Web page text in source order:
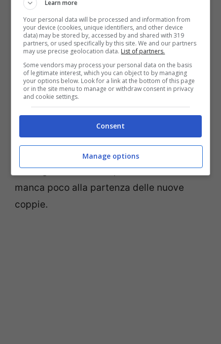
contenta del lavoro svolto e dei risultati
ottenuti.
Il grande successo registrato ha fatto sì
che per quest’anno, come per il
precedente, la trasmissione avrà anche
una seconda edizione, che probabilmente
andrà in onda a settembre. Al momento
non è ancora chiaro se a prendere parte
alla seconda edizione ci saranno coppie
comuni o coppie vip. Ad ogni modo i
casting sono iniziati e probabilmente
manca poco alla partenza delle nuove
coppie.
Learn more
Your personal data will be processed and information from
your device (cookies, unique identifiers, and other device
data) may be stored by, accessed by and shared with 319
partners, or used specifically by this site. We and our partners
may use precise geolocation data. List of partners.
Some vendors may process your personal data on the basis
of legitimate interest, which you can object to by managing
your options below. Look for a link at the bottom of this page
or in the site menu to manage or withdraw consent in privacy
and cookie settings.
Consent
Manage options